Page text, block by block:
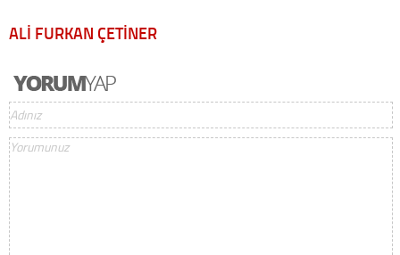
ALİ FURKAN ÇETİNER